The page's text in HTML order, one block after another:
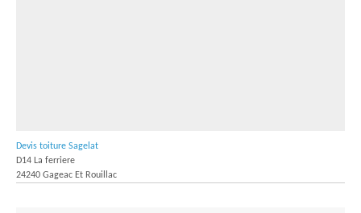
Devis toiture Sagelat
D14 La ferriere
24240 Gageac Et Rouillac